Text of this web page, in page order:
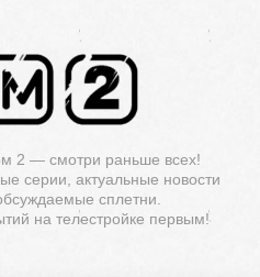
2 — смотри раньше всех!
серии, актуальные новости
сплетни.
на телестройке первым!